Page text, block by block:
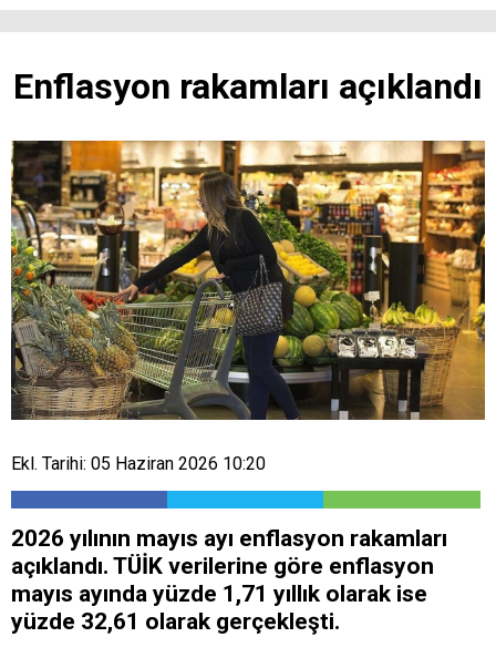
Enflasyon rakamları açıklandı
Ekl. Tarihi: 05 Haziran 2026 10:20
2026 yılının mayıs ayı enflasyon rakamları
açıklandı. TÜİK verilerine göre enflasyon
mayıs ayında yüzde 1,71 yıllık olarak ise
yüzde 32,61 olarak gerçekleşti.